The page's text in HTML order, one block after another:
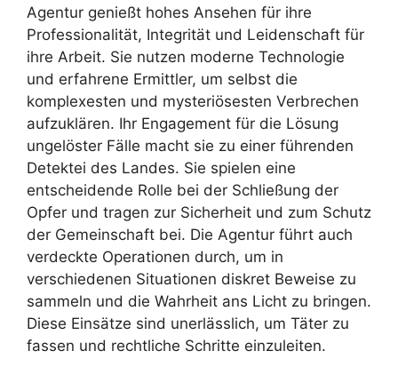
Agentur genießt hohes Ansehen für ihre
Professionalität, Integrität und Leidenschaft für
ihre Arbeit. Sie nutzen moderne Technologie
und erfahrene Ermittler, um selbst die
komplexesten und mysteriösesten Verbrechen
aufzuklären. Ihr Engagement für die Lösung
ungelöster Fälle macht sie zu einer führenden
Detektei des Landes. Sie spielen eine
entscheidende Rolle bei der Schließung der
Opfer und tragen zur Sicherheit und zum Schutz
der Gemeinschaft bei. Die Agentur führt auch
verdeckte Operationen durch, um in
verschiedenen Situationen diskret Beweise zu
sammeln und die Wahrheit ans Licht zu bringen.
Diese Einsätze sind unerlässlich, um Täter zu
fassen und rechtliche Schritte einzuleiten.